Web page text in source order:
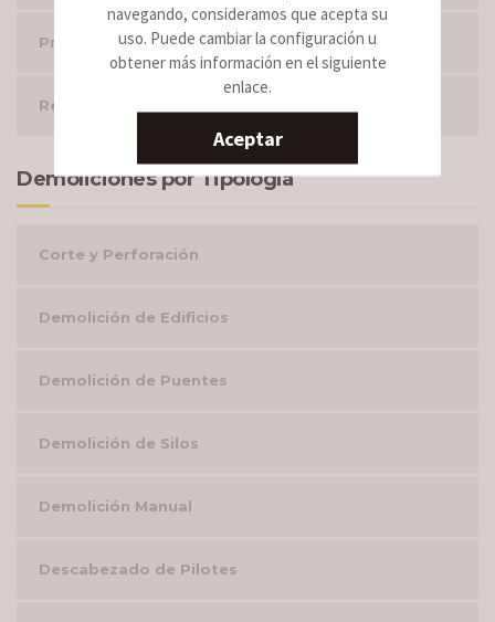
Proyectos Realizados
Retirada de fibrocemento
Demoliciones por Tipología
Corte y Perforación
Demolición de Edificios
Demolición de Puentes
Demolición de Silos
Demolición Manual
Descabezado de Pilotes
navegando, consideramos que acepta su
uso. Puede cambiar la configuración u
obtener más información en el siguiente
enlace.
Aceptar